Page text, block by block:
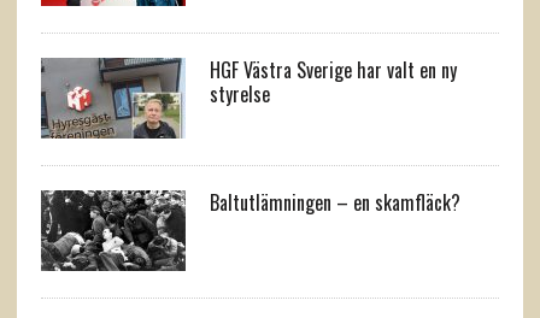
HGF Västra Sverige har valt en ny
styrelse
Baltutlämningen – en skamfläck?